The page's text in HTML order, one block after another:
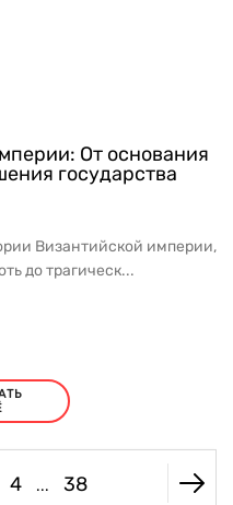
От основания
государства
Византийской империи,
до трагическ...
4 ... 38